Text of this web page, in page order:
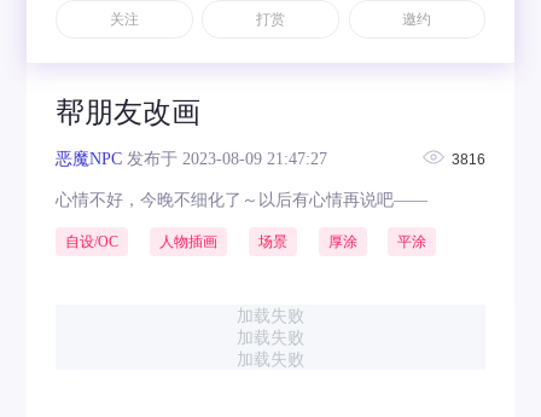
帮朋友改画
恶魔NPC 发布于 2023-08-09 21:47:27 3816
心情不好，今晚不细化了～以后有心情再说吧——
自设/OC 人物插画 场景 厚涂 平涂
加载失败
加载失败
加载失败
关注 打赏 邀约